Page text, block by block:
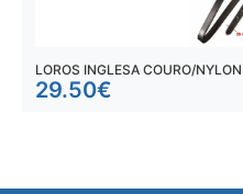
LOROS INGLESA COURO/NYLON
29.50€